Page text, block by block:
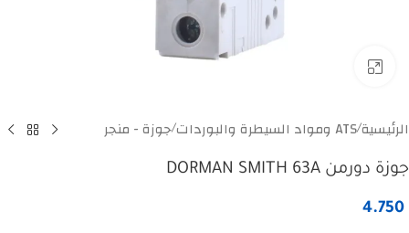
الرئيسية/ATS ومواد السيطرة والبوردات /جوزة - منجر
جوزة دورمن DORMAN SMITH 63A
4.750